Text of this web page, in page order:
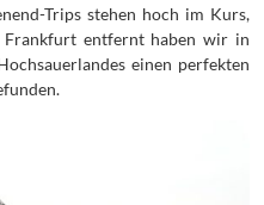
Trips stehen hoch im Kurs,
entfernt haben wir in
einen perfekten